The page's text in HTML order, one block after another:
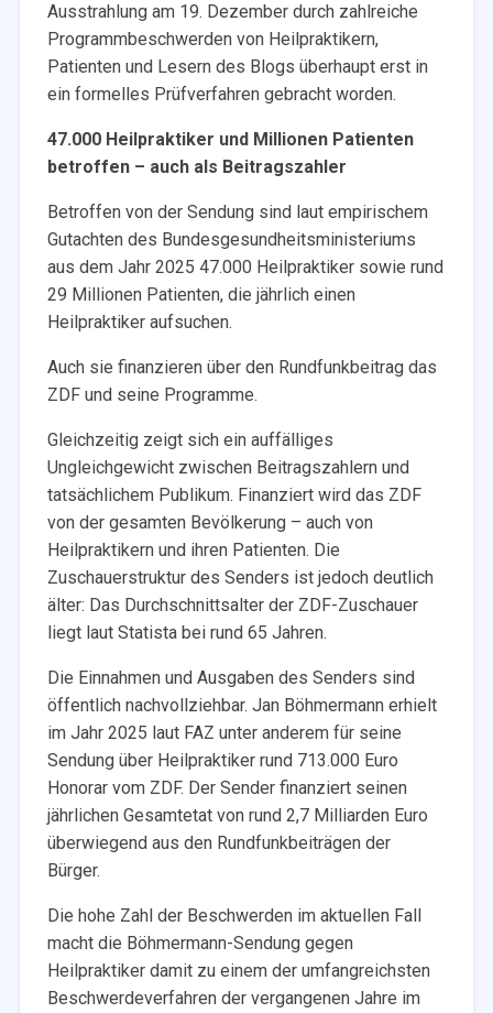
Ausstrahlung am 19. Dezember durch zahlreiche
Programmbeschwerden von Heilpraktikern,
Patienten und Lesern des Blogs überhaupt erst in
ein formelles Prüfverfahren gebracht worden.
47.000 Heilpraktiker und Millionen Patienten
betroffen – auch als Beitragszahler
Betroffen von der Sendung sind laut empirischem
Gutachten des Bundesgesundheitsministeriums
aus dem Jahr 2025 47.000 Heilpraktiker sowie rund
29 Millionen Patienten, die jährlich einen
Heilpraktiker aufsuchen.
Auch sie finanzieren über den Rundfunkbeitrag das
ZDF und seine Programme.
Gleichzeitig zeigt sich ein auffälliges
Ungleichgewicht zwischen Beitragszahlern und
tatsächlichem Publikum. Finanziert wird das ZDF
von der gesamten Bevölkerung – auch von
Heilpraktikern und ihren Patienten. Die
Zuschauerstruktur des Senders ist jedoch deutlich
älter: Das Durchschnittsalter der ZDF-Zuschauer
liegt laut Statista bei rund 65 Jahren.
Die Einnahmen und Ausgaben des Senders sind
öffentlich nachvollziehbar. Jan Böhmermann erhielt
im Jahr 2025 laut FAZ unter anderem für seine
Sendung über Heilpraktiker rund 713.000 Euro
Honorar vom ZDF. Der Sender finanziert seinen
jährlichen Gesamtetat von rund 2,7 Milliarden Euro
überwiegend aus den Rundfunkbeiträgen der
Bürger.
Die hohe Zahl der Beschwerden im aktuellen Fall
macht die Böhmermann-Sendung gegen
Heilpraktiker damit zu einem der umfangreichsten
Beschwerdeverfahren der vergangenen Jahre im